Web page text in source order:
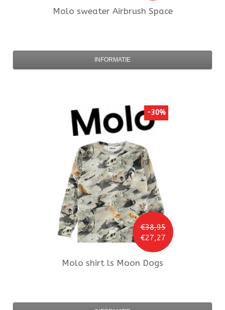
Molo sweater Airbrush Space
INFORMATIE
€38,95
€27,27
-30%
Molo shirt ls Moon Dogs